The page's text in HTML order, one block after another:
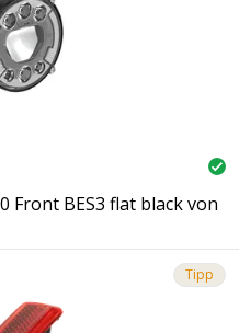
Front BES3 flat black von
Tipp